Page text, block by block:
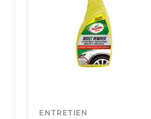
ENTRETIEN